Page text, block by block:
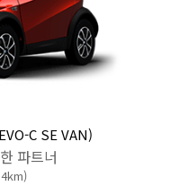
C SE VAN)
파트너